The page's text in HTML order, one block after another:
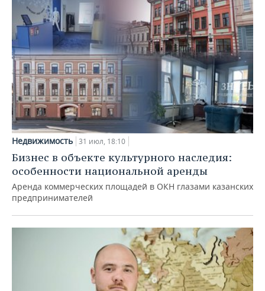
Недвижимость 31 июл, 18:10
Бизнес в объекте культурного наследия:
особенности национальной аренды
Аренда коммерческих площадей в ОКН глазами казанских
предпринимателей